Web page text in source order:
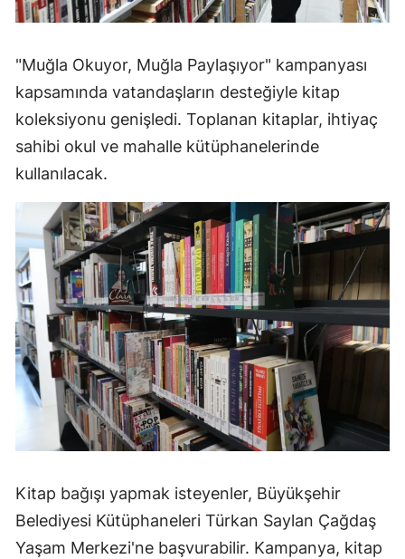
"Muğla Okuyor, Muğla Paylaşıyor" kampanyası
kapsamında vatandaşların desteğiyle kitap
koleksiyonu genişledi. Toplanan kitaplar, ihtiyaç
sahibi okul ve mahalle kütüphanelerinde
kullanılacak.
Kitap bağışı yapmak isteyenler, Büyükşehir
Belediyesi Kütüphaneleri Türkan Saylan Çağdaş
Yaşam Merkezi'ne başvurabilir. Kampanya, kitap